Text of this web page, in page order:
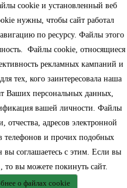
cookie и установленный веб
нужны, чтобы сайт работал
по ресурсу. Файлы этого
Файлы cookie, относящиеся
рекламных кампаний и
тех, кого заинтересовала наша
Ваших персональных данных,
вашей личности. Файлы
адресов электронной
телефонов и прочих подобных
соглашаетесь с этим. Если вы
то вы можете покинуть сайт.
о файлах cookie